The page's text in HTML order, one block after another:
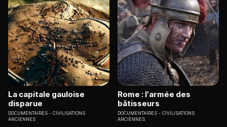
La capitale gauloise
disparue
DOCUMENTAIRES
CIVILISATIONS
ANCIENNES
Rome : l'armée des
bâtisseurs
DOCUMENTAIRES
CIVILISATIONS
ANCIENNES